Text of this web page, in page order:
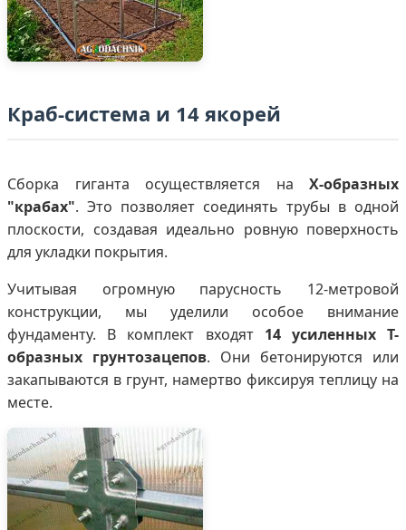
Краб-система и 14 якорей
Сборка гиганта осуществляется на Х-образных
"крабах". Это позволяет соединять трубы в одной
плоскости, создавая идеально ровную поверхность
для укладки покрытия.
Учитывая огромную парусность 12-метровой
конструкции, мы уделили особое внимание
фундаменту. В комплект входят 14 усиленных Т-
образных грунтозацепов. Они бетонируются или
закапываются в грунт, намертво фиксируя теплицу на
месте.